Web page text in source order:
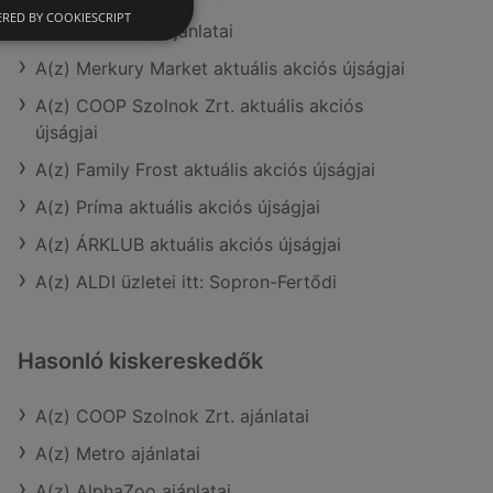
A(z) Ecofamily ajánlatai
A(z) Merkury Market aktuális akciós újságjai
A(z) COOP Szolnok Zrt. aktuális akciós
újságjai
A(z) Family Frost aktuális akciós újságjai
A(z) Príma aktuális akciós újságjai
A(z) ÁRKLUB aktuális akciós újságjai
A(z) ALDI üzletei itt: Sopron-Fertődi
Hasonló kiskereskedők
A(z) COOP Szolnok Zrt. ajánlatai
A(z) Metro ajánlatai
BY COOKIESCRIPT